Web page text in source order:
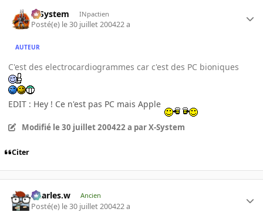
X-System INpactien
Posté(e) le 30 juillet 200422 a
AUTEUR
C'est des electrocardiogrammes car c'est des PC bioniques
EDIT : Hey ! Ce n'est pas PC mais Apple
Modifié le 30 juillet 200422 a par X-System
Citer
Charles.w Ancien
Posté(e) le 30 juillet 200422 a